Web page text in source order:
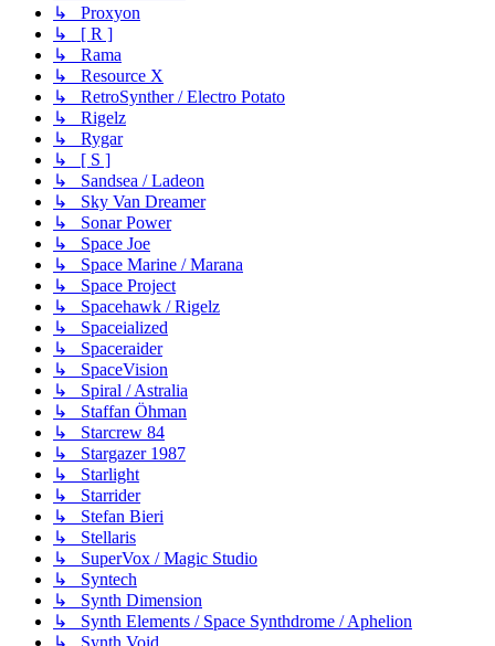
↳ Proxyon
↳ [ R ]
↳ Rama
↳ Resource X
↳ RetroSynther / Electro Potato
↳ Rigelz
↳ Rygar
↳ [ S ]
↳ Sandsea / Ladeon
↳ Sky Van Dreamer
↳ Sonar Power
↳ Space Joe
↳ Space Marine / Marana
↳ Space Project
↳ Spacehawk / Rigelz
↳ Spaceialized
↳ Spaceraider
↳ SpaceVision
↳ Spiral / Astralia
↳ Staffan Öhman
↳ Starcrew 84
↳ Stargazer 1987
↳ Starlight
↳ Starrider
↳ Stefan Bieri
↳ Stellaris
↳ SuperVox / Magic Studio
↳ Syntech
↳ Synth Dimension
↳ Synth Elements / Space Synthdrome / Aphelion
↳ Synth Void